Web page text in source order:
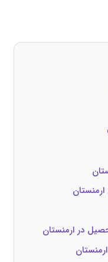
ارمنستان
در ارمنستان